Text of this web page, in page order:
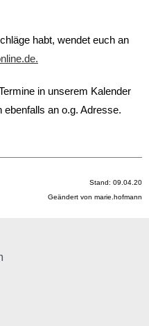
habt, wendet euch an
in unserem Kalender
ebenfalls an o.g. Adresse.
Stand: 09.04.20
Geändert von marie.hofmann